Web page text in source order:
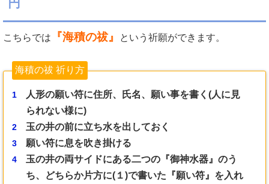
こちらでは 『海積の祓』 という祈願ができます。
海積の祓 祈り方
人形の願い符に住所、氏名、願い事を書く(人に見
られない様に)
玉の井の前に立ち水を出しておく
願い符に息を吹き掛ける
玉の井の両サイドにある二つの『御神水器』のう
ち、どちらか片方に(１)で書いた『願い符』を入れ